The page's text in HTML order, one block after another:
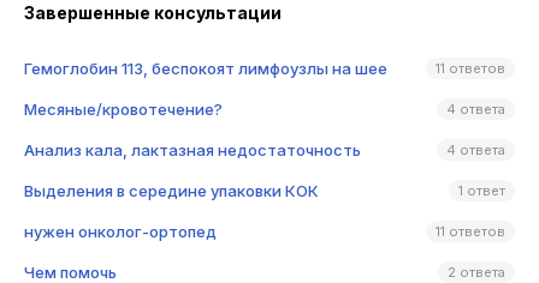
Завершенные консультации
Гемоглобин 113, беспокоят лимфоузлы на шее 11 ответов
Месяные/кровотечение? 4 ответа
Анализ кала, лактазная недостаточность 4 ответа
Выделения в середине упаковки КОК 1 ответ
нужен онколог-ортопед 11 ответов
Чем помочь 2 ответа